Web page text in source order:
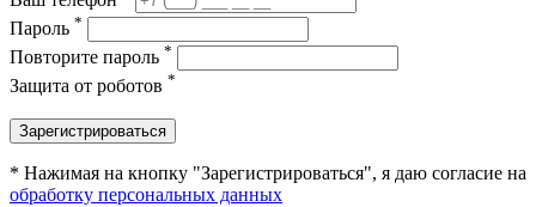
Пароль *
Повторите пароль *
Защита от роботов *
Зарегистрироваться
* Нажимая на кнопку "Зарегистрироваться", я даю согласие на
обработку персональных данных